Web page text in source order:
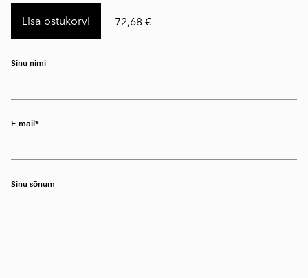
Lisa ostukorvi 72,68 €
Sinu nimi
E-mail
Sinu sõnum